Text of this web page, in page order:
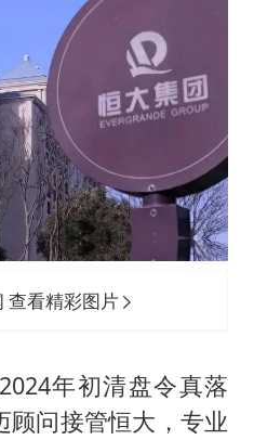
查看精彩图片
年初清盘令真落
顾问接管恒大，专业